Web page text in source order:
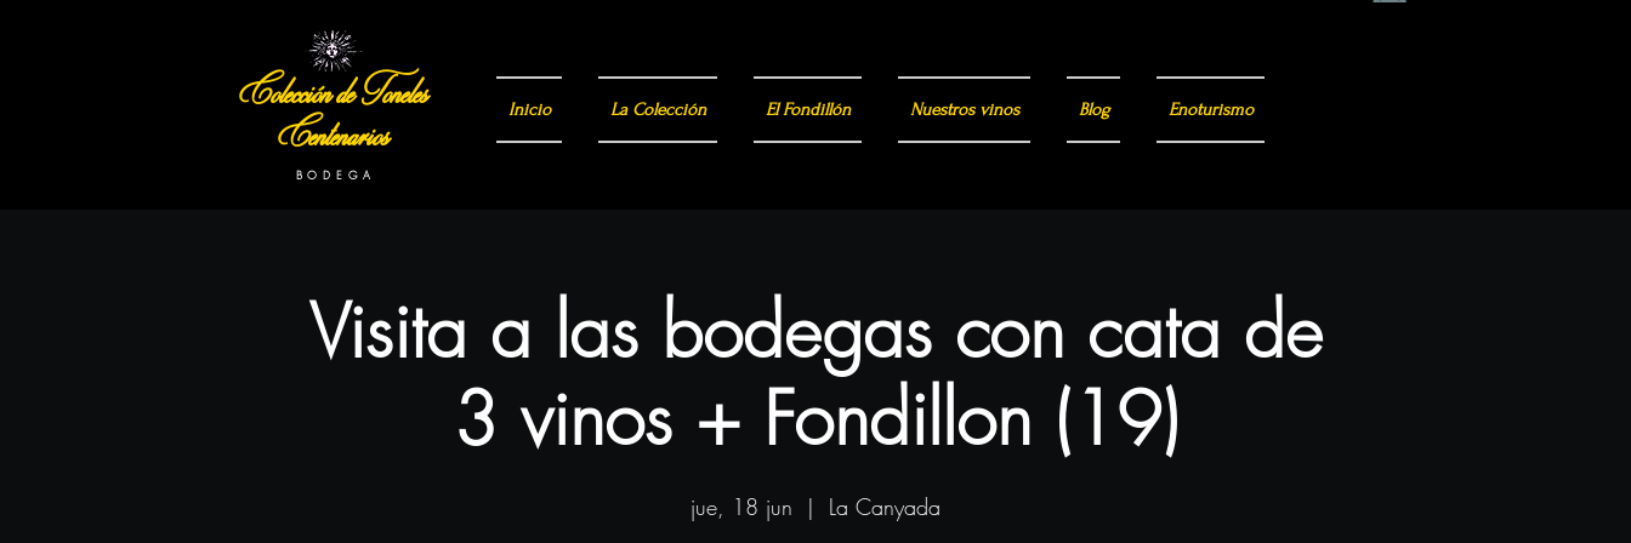
Visita a las bodegas con cata de
3 vinos + Fondillon (19)
jue, 18 jun
  |
La Canyada
Colección de Toneles
Centenarios Inicio La Colección El Fondillón Nuestros vinos Blog Enoturismo
B O D E G A